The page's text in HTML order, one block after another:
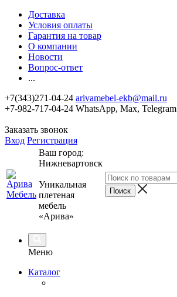
Доставка
Условия оплаты
Гарантия на товар
О компании
Новости
Вопрос-ответ
...
+7(343)271-04-24 arivamebel-ekb@mail.ru
+7-982-717-04-24 WhatsApp, Max, Telegram
Заказать звонок
Вход Регистрация
Ваш город:
Нижневартовск
Уникальная
плетеная
мебель
«Арива»
Меню
Каталог